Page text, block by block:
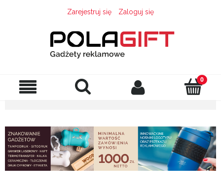
Zarejestruj się Zaloguj się